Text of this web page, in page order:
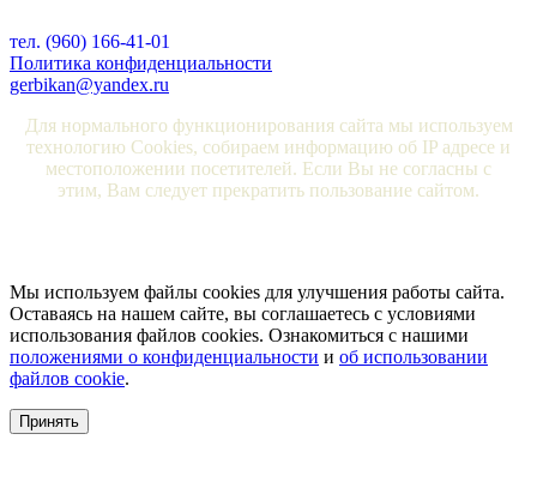
тел. (960) 166-41-01
Политика конфиденциальности
gerbikan@yandex.ru
Для нормального функционирования сайта мы используем
технологию Cookies, собираем информацию об IP адресе и
местоположении посетителей. Если Вы не согласны с
этим, Вам следует прекратить пользование сайтом.
Мы используем файлы cookies для улучшения работы сайта.
Оставаясь на нашем сайте, вы соглашаетесь с условиями
использования файлов cookies. Ознакомиться с нашими
положениями о конфиденциальности и об использовании
файлов cookie.
Принять